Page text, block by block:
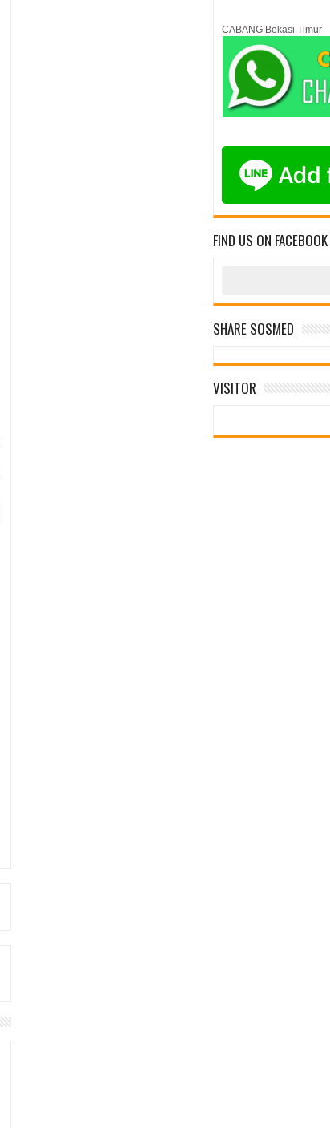
CABANG Bekasi Timur
FIND US ON FACEBOOK
SHARE SOSMED
VISITOR